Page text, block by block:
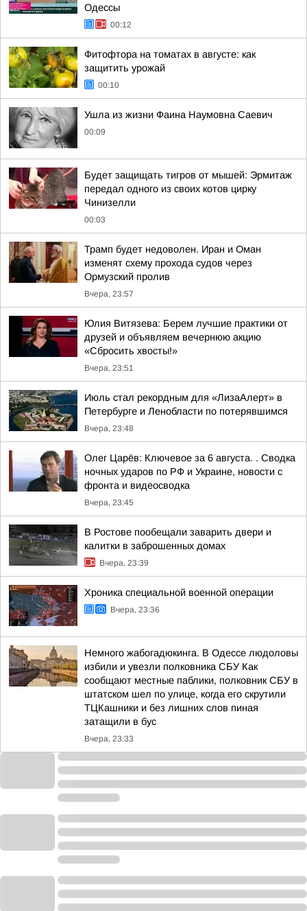
Одессы
00:12
Фитофтора на томатах в августе: как
защитить урожай
00:10
Ушла из жизни Фаина Наумовна Саевич
00:09
Будет защищать тигров от мышей: Эрмитаж
передал одного из своих котов цирку
Чинизелли
00:03
Трамп будет недоволен. Иран и Оман
изменят схему прохода судов через
Ормузский пролив
Вчера, 23:57
Юлия Витязева: Берем лучшие практики от
друзей и объявляем вечернюю акцию
«Сбросить хвосты!»
Вчера, 23:51
Июль стал рекордным для «ЛизаАлерт» в
Петербурге и Ленобласти по потерявшимся
Вчера, 23:48
Олег Царёв: Ключевое за 6 августа. . Сводка
ночных ударов по РФ и Украине, новости с
фронта и видеосводка
Вчера, 23:45
В Ростове пообещали заварить двери и
калитки в заброшенных домах
Вчера, 23:39
Хроника специальной военной операции
Вчера, 23:36
Немного жабогадюкинга. В Одессе людоловы
избили и увезли полковника СБУ Как
сообщают местные паблики, полковник СБУ в
штатском шел по улице, когда его скрутили
ТЦКашники и без лишних слов пиная
затащили в бус
Вчера, 23:33